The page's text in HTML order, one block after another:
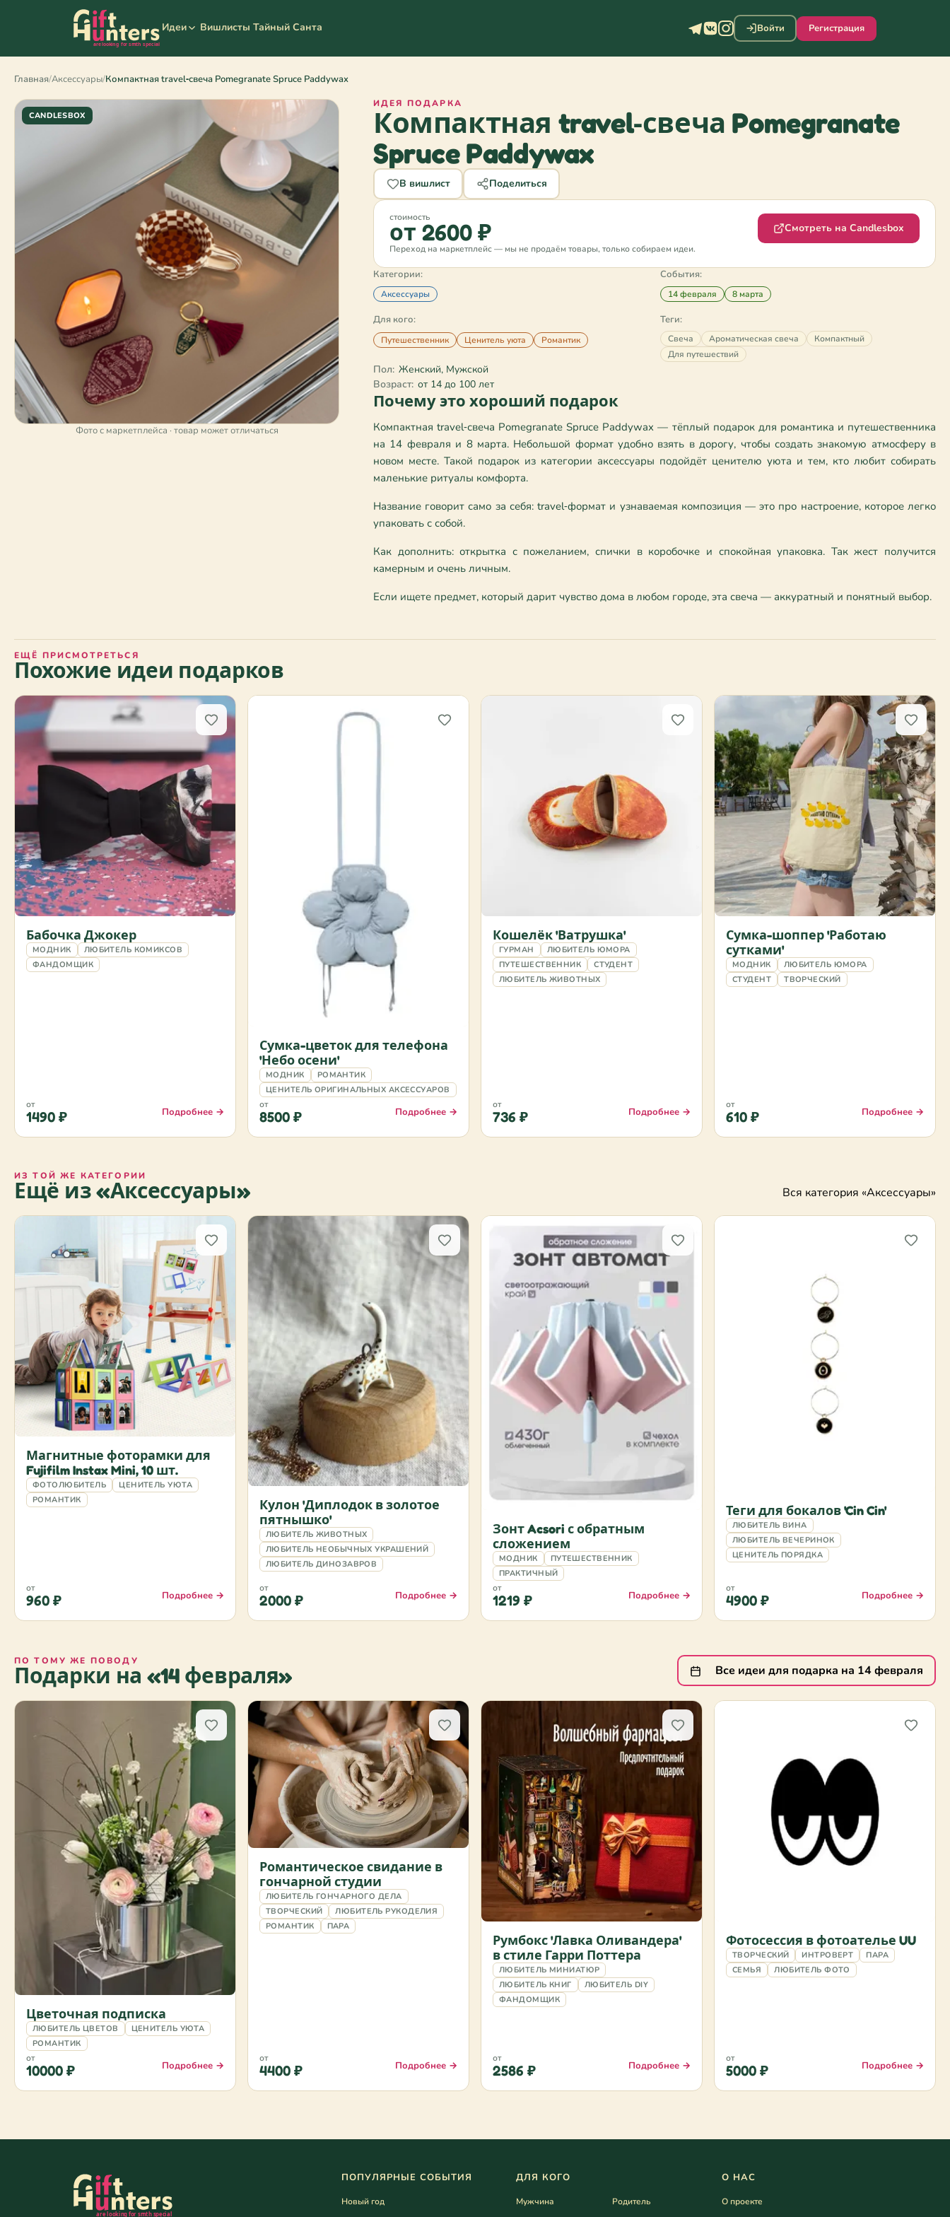
Идеи Вишлисты Тайный Санта Войти Регистрация
Главная/Аксессуары/Компактная travel‑свеча Pomegranate Spruce Paddywax
CANDLESBOX
Фото с маркетплейса · товар может отличаться
ИДЕЯ ПОДАРКА
Компактная travel‑свеча Pomegranate
Spruce Paddywax
В вишлист Поделиться
стоимость
от 2600 ₽ Смотреть на Candlesbox
Переход на маркетплейс — мы не продаём товары, только собираем идеи.
Категории:
Аксессуары
События:
14 февраля 8 марта
Для кого:
Путешественник Ценитель уюта Романтик
Теги:
Свеча Ароматическая свеча
Компактный
Для путешествий
Пол: Женский, Мужской
Возраст: от 14 до 100 лет
Почему это хороший подарок
Компактная travel‑свеча Pomegranate Spruce Paddywax — тёплый подарок для романтика и путешественника
на 14 февраля и 8 марта. Небольшой формат удобно взять в дорогу, чтобы создать знакомую атмосферу в
новом месте. Такой подарок из категории аксессуары подойдёт ценителю уюта и тем, кто любит собирать
маленькие ритуалы комфорта.
Название говорит само за себя: travel‑формат и узнаваемая композиция — это про настроение, которое легко
упаковать с собой.
Как дополнить: открытка с пожеланием, спички в коробочке и спокойная упаковка. Так жест получится
камерным и очень личным.
Если ищете предмет, который дарит чувство дома в любом городе, эта свеча — аккуратный и понятный выбор.
ЕЩЁ ПРИСМОТРЕТЬСЯ
Похожие идеи подарков
Бабочка Джокер
МОДНИК
ЛЮБИТЕЛЬ КОМИКСОВ
ФАНДОМЩИК
от
1490 ₽ Подробнее →
Сумка-цветок для телефона
'Небо осени'
МОДНИК
РОМАНТИК
ЦЕНИТЕЛЬ ОРИГИНАЛЬНЫХ АКСЕССУАРОВ
от
8500 ₽ Подробнее →
Кошелёк 'Ватрушка'
ГУРМАН
ЛЮБИТЕЛЬ ЮМОРА
ПУТЕШЕСТВЕННИК
СТУДЕНТ
ЛЮБИТЕЛЬ ЖИВОТНЫХ
от
736 ₽ Подробнее →
Сумка-шоппер 'Работаю
сутками'
МОДНИК
ЛЮБИТЕЛЬ ЮМОРА
СТУДЕНТ
ТВОРЧЕСКИЙ
от
610 ₽ Подробнее →
ИЗ ТОЙ ЖЕ КАТЕГОРИИ
Ещё из «Аксессуары» Вся категория «Аксессуары»
Магнитные фоторамки для
Fujifilm Instax Mini, 10 шт.
ФОТОЛЮБИТЕЛЬ
ЦЕНИТЕЛЬ УЮТА
РОМАНТИК
от
960 ₽ Подробнее →
Кулон 'Диплодок в золотое
пятнышко'
ЛЮБИТЕЛЬ ЖИВОТНЫХ
ЛЮБИТЕЛЬ НЕОБЫЧНЫХ УКРАШЕНИЙ
ЛЮБИТЕЛЬ ДИНОЗАВРОВ
от
2000 ₽ Подробнее →
Зонт Acsori с обратным
сложением
МОДНИК
ПУТЕШЕСТВЕННИК
ПРАКТИЧНЫЙ
от
1219 ₽ Подробнее →
Теги для бокалов 'Cin Cin'
ЛЮБИТЕЛЬ ВИНА
ЛЮБИТЕЛЬ ВЕЧЕРИНОК
ЦЕНИТЕЛЬ ПОРЯДКА
от
4900 ₽ Подробнее →
ПО ТОМУ ЖЕ ПОВОДУ
Подарки на «14 февраля» Все идеи для подарка на 14 февраля
Цветочная подписка
ЛЮБИТЕЛЬ ЦВЕТОВ
ЦЕНИТЕЛЬ УЮТА
РОМАНТИК
от
10000 ₽ Подробнее →
Романтическое свидание в
гончарной студии
ЛЮБИТЕЛЬ ГОНЧАРНОГО ДЕЛА
ТВОРЧЕСКИЙ
ЛЮБИТЕЛЬ РУКОДЕЛИЯ
РОМАНТИК
ПАРА
от
4400 ₽ Подробнее →
Румбокс 'Лавка Оливандера'
в стиле Гарри Поттера
ЛЮБИТЕЛЬ МИНИАТЮР
ЛЮБИТЕЛЬ КНИГ
ЛЮБИТЕЛЬ DIY
ФАНДОМЩИК
от
2586 ₽ Подробнее →
Фотосессия в фотоателье UU
ТВОРЧЕСКИЙ ИНТРОВЕРТ
ПАРА
СЕМЬЯ
ЛЮБИТЕЛЬ ФОТО
от
5000 ₽ Подробнее →
ПОПУЛЯРНЫЕ СОБЫТИЯ
Новый год
ДЛЯ КОГО
Мужчина Родитель
О НАС
О проекте